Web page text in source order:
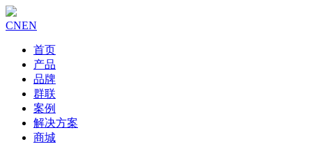
CNEN
首页
产品
品牌
群联
案例
解决方案
商城